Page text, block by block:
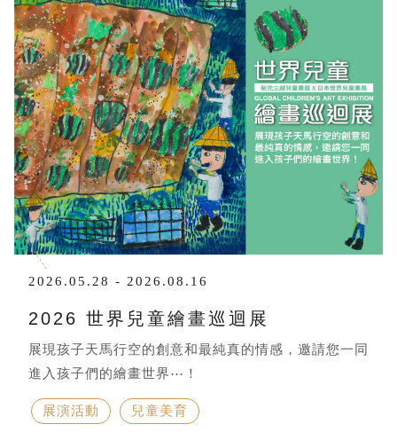
2026.05.28 - 2026.08.16
2026 世界兒童繪畫巡迴展
展現孩子天馬行空的創意和最純真的情感，邀請您一同
進入孩子們的繪畫世界⋯！
展演活動 兒童美育